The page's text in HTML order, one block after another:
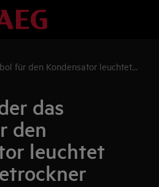
für den Kondensator leuchtet
das
den
leuchtet